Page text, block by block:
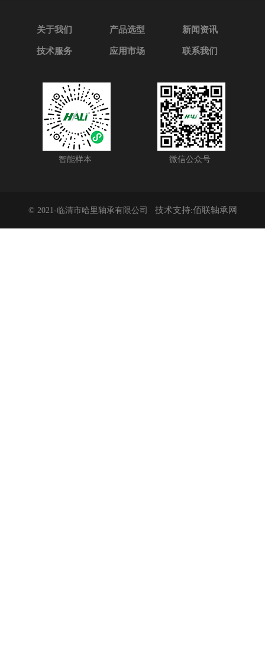
关于我们 产品选型 新闻资讯
技术服务 应用市场 联系我们
智能样本 微信公众号
© 2021-临清市哈里轴承有限公司 技术支持:佰联轴承网